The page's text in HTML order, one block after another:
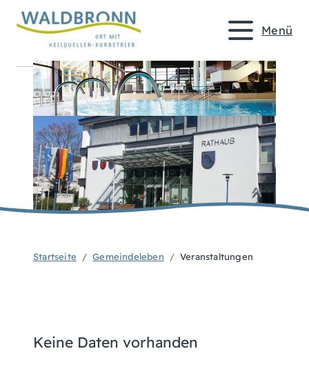
Menü
Startseite Gemeindeleben Veranstaltungen
Keine Daten vorhanden